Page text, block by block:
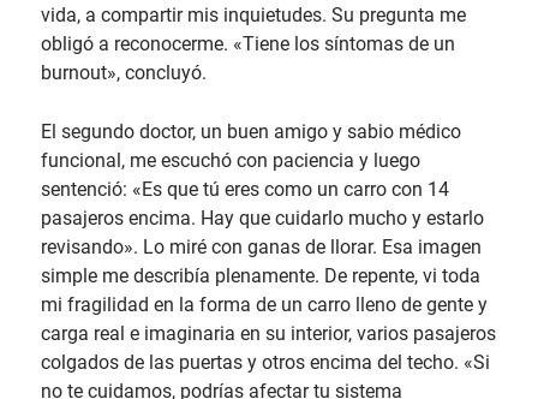
vida, a compartir mis inquietudes. Su pregunta me
obligó a reconocerme. «Tiene los síntomas de un
burnout», concluyó.
El segundo doctor, un buen amigo y sabio médico
funcional, me escuchó con paciencia y luego
sentenció: «Es que tú eres como un carro con 14
pasajeros encima. Hay que cuidarlo mucho y estarlo
revisando». Lo miré con ganas de llorar. Esa imagen
simple me describía plenamente. De repente, vi toda
mi fragilidad en la forma de un carro lleno de gente y
carga real e imaginaria en su interior, varios pasajeros
colgados de las puertas y otros encima del techo. «Si
no te cuidamos, podrías afectar tu sistema